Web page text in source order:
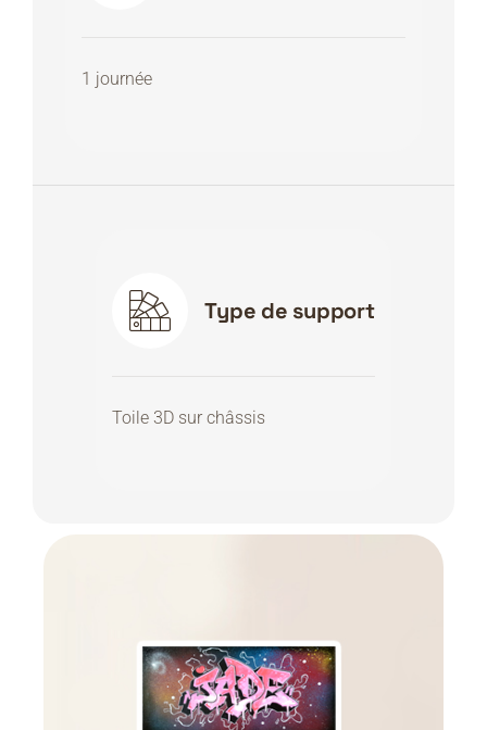
1 journée
Type de support
Toile 3D sur châssis